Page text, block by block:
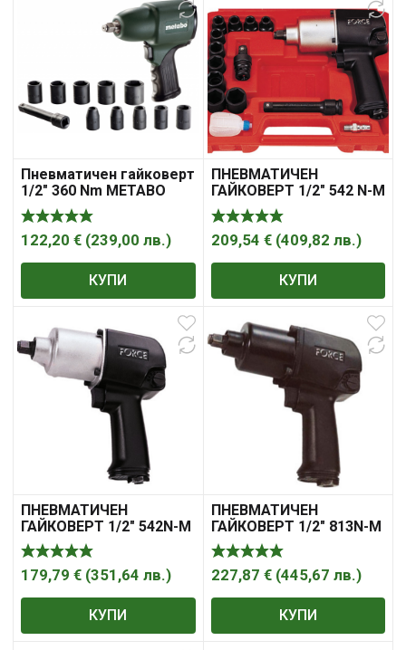
Пневматичен гайковерт
1/2″ 360 Nm METABO
DSSW 360 Set
122,20 € (239,00 лв.)
КУПИ
ПНЕВМАТИЧЕН
ГАЙКОВЕРТ 1/2″ 542 N-M
С ВЛОЖКИ КОМПЛЕКТ
15 Ч. FORCE
209,54 € (409,82 лв.)
КУПИ
ПНЕВМАТИЧЕН
ГАЙКОВЕРТ 1/2″ 542N-M
FORCE
179,79 € (351,64 лв.)
КУПИ
ПНЕВМАТИЧЕН
ГАЙКОВЕРТ 1/2″ 813N-M
FORCE
227,87 € (445,67 лв.)
КУПИ